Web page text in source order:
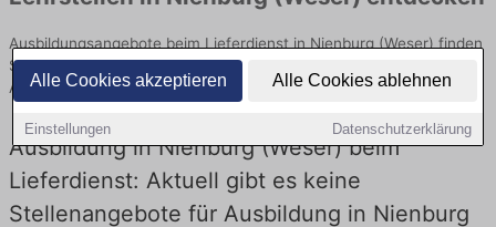
Alle Cookies akzeptieren Alle Cookies ablehnen
Einstellungen Datenschutzerklärung
Ausbildungsangebote beim Lieferdienst in Nienburg (Weser) finden
Sie von namhaften Firmen. Entdecken Sie freie Optionen von Top-
Arbeitgebern und bewerben Sie sich noch heute.
Ausbildung in Nienburg (Weser) beim
Lieferdienst: Aktuell gibt es keine
Stellenangebote für Ausbildung in Nienburg